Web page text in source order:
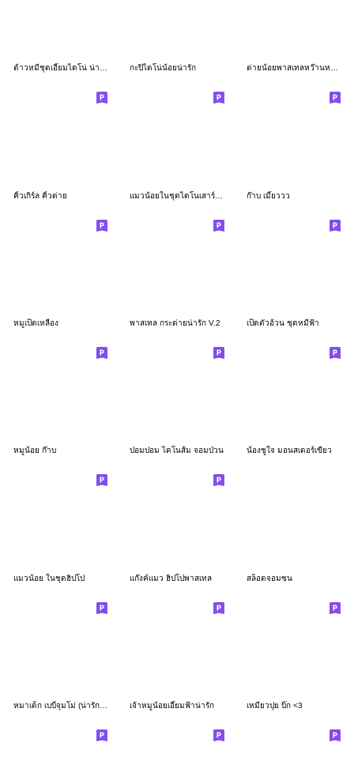
ต้าวหมีชุดเอี๊ยมไดโน่ น่ารัก กะปิไดโน่น้อยน่ารัก ต่ายน้อยพาสเทลหว๊านหวาน
คิ้วเกิร์ล คิ้วต่าย ก๊าบ เมี๊ยววว
หมูเป็ดเหลือง พาสเทล กระต่ายน่ารัก V.2 เป็ดตัวอ้วน ชุดหมีฟ้า
หมูน้อย ก๊าบ ปอมปอม ไดโนส้ม จอมป่วน น้องชูใจ มอนสเตอร์เขียว
แมวน้อย ในชุดฮิปโป แก๊งค์แมว ฮิปโปพาสเทล สล็อตจอมซน
เจ้าหมูน้อยเอี๊ยมฟ้าน่ารัก เหมียวปุย บิ๊ก <3